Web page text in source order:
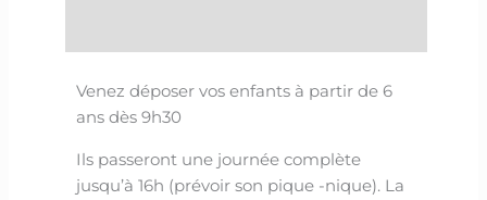
Venez déposer vos enfants à partir de 6
ans dès 9h30
Ils passeront une journée complète
jusqu’à 16h (prévoir son pique -nique). La